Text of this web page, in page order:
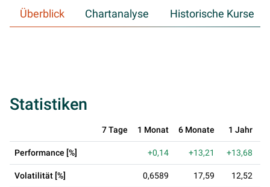
Überblick Chartanalyse Historische Kurse
Statistiken
7 Tage 1 Monat 6 Monate 1 Jahr
Performance [%] +0,14 +13,21 +13,68
Volatilität [%] 0,6589 17,59 12,52